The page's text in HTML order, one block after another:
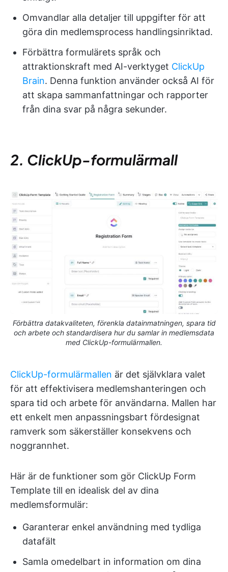
Omvandlar alla detaljer till uppgifter för att
göra din medlemsprocess handlingsinriktad.
Förbättra formulärets språk och
attraktionskraft med AI-verktyget ClickUp
Brain. Denna funktion använder också AI för
att skapa sammanfattningar och rapporter
från dina svar på några sekunder.
2. ClickUp-formulärmall
Förbättra datakvaliteten, förenkla datainmatningen, spara tid
och arbete och standardisera hur du samlar in medlemsdata
med ClickUp-formulärmallen.
ClickUp-formulärmallen är det självklara valet
för att effektivisera medlemshanteringen och
spara tid och arbete för användarna. Mallen har
ett enkelt men anpassningsbart fördesignat
ramverk som säkerställer konsekvens och
noggrannhet.
Här är de funktioner som gör ClickUp Form
Template till en idealisk del av dina
medlemsformulär:
Garanterar enkel användning med tydliga
datafält
Samla omedelbart in information om dina